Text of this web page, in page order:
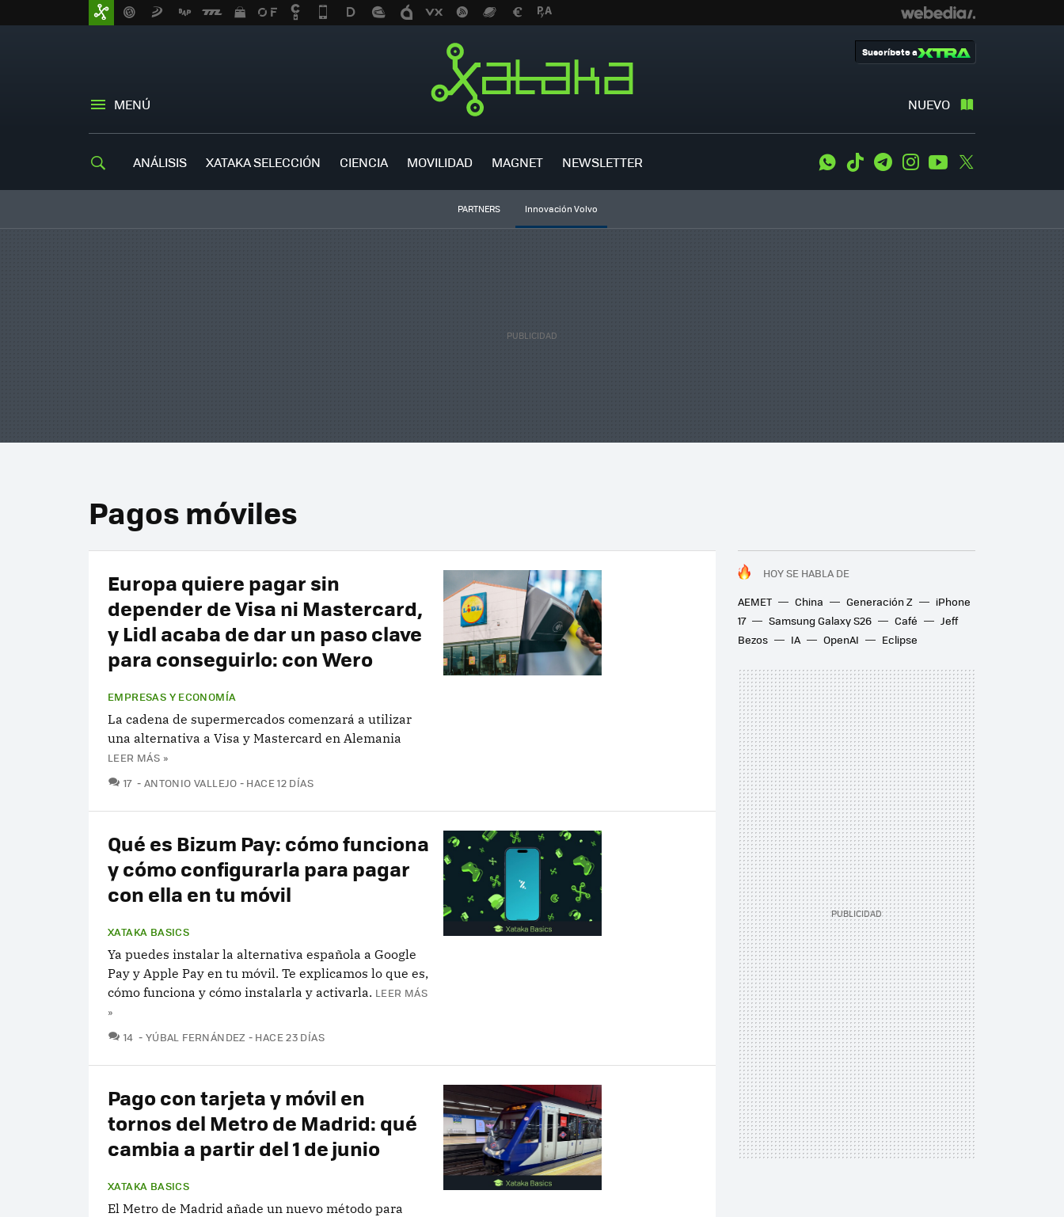
MENÚ NUEVO
Suscríbete a
ANÁLISIS XATAKA SELECCIÓN CIENCIA MOVILIDAD MAGNET NEWSLETTER WhatsApp
Tiktok TelegramInstagramYoutube
PARTNERS Innovación Volvo
Pagos móviles
HOY SE HABLA DE
AEMET
China Generación Z
iPhone
17
Samsung Galaxy S26 Café
Jeff
Bezos
IA OpenAI Eclipse
Europa quiere pagar sin
depender de Visa ni Mastercard,
y Lidl acaba de dar un paso clave
para conseguirlo: con Wero
EMPRESAS Y ECONOMÍA
La cadena de supermercados comenzará a utilizar
una alternativa a Visa y Mastercard en Alemania
LEER MÁS »
17 COMENTARIOS
ANTONIO VALLEJO HACE 12 DÍAS
Qué es Bizum Pay: cómo funciona
y cómo configurarla para pagar
con ella en tu móvil
XATAKA BASICS
Ya puedes instalar la alternativa española a Google
Pay y Apple Pay en tu móvil. Te explicamos lo que es,
cómo funciona y cómo instalarla y activarla. LEER MÁS
»
14 COMENTARIOS
YÚBAL FERNÁNDEZ HACE 23 DÍAS
Pago con tarjeta y móvil en
tornos del Metro de Madrid: qué
cambia a partir del 1 de junio
XATAKA BASICS
El Metro de Madrid añade un nuevo método para